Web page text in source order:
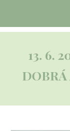
13. 6.